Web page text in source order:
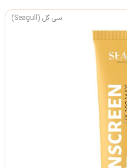
سی گل (Seagull)